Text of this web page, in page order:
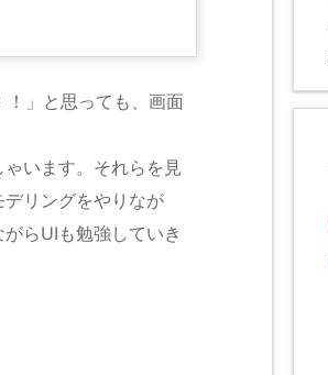
」と思っても、画面
います。それらを見
リングをやりなが
らUIも勉強していき